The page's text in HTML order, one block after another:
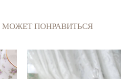
ПОНРАВИТЬСЯ